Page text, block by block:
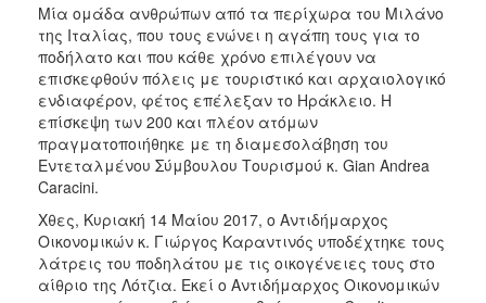
Μία ομάδα ανθρώπων από τα περίχωρα του Μιλάνο
της Ιταλίας, που τους ενώνει η αγάπη τους για το
ποδήλατο και που κάθε χρόνο επιλέγουν να
επισκεφθούν πόλεις με τουριστικό και αρχαιολογικό
ενδιαφέρον, φέτος επέλεξαν το Ηράκλειο. Η
επίσκεψη των 200 και πλέον ατόμων
πραγματοποιήθηκε με τη διαμεσολάβηση του
Εντεταλμένου Σύμβουλου Τουρισμού κ. Gian Andrea
Caracini.
Χθες, Κυριακή 14 Μαίου 2017, ο Αντιδήμαρχος
Οικονομικών κ. Γιώργος Καραντινός υποδέχτηκε τους
λάτρεις του ποδηλάτου με τις οικογένειες τους στο
αίθριο της Λότζια. Εκεί ο Αντιδήμαρχος Οικονομικών